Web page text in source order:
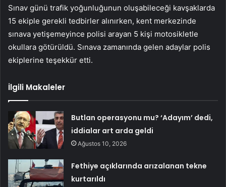
Sınav günü trafik yoğunluğunun oluşabileceği kavşaklarda
15 ekiple gerekli tedbirler alınırken, kent merkezinde
sınava yetişemeyince polisi arayan 5 kişi motosikletle
okullara götürüldü. Sınava zamanında gelen adaylar polis
ekiplerine teşekkür etti.
İlgili Makaleler
Butlan operasyonu mu? ‘Adayım’ dedi,
iddialar art arda geldi
Ağustos 10, 2026
Fethiye açıklarında arızalanan tekne
kurtarıldı